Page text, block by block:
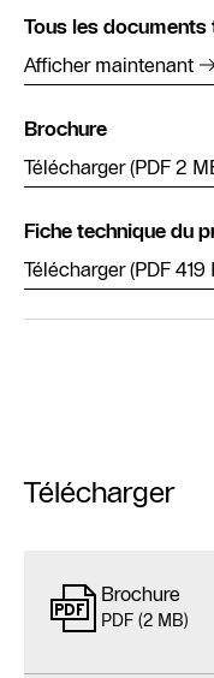
Tous les
Afficher maintenant
Brochure
Télécharger (PDF 2
Fiche technique du
Télécharger (PDF 419
Télécharger
Brochure
PDF (2 MB)